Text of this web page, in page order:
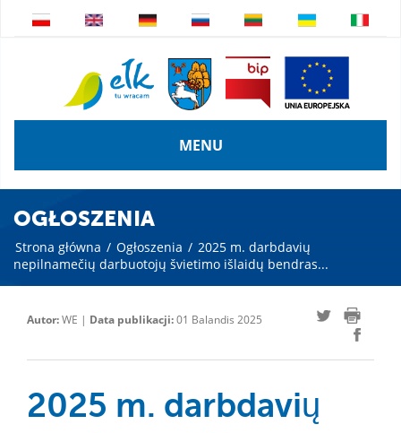
MENU
OGŁOSZENIA
Strona główna / Ogłoszenia / 2025 m. darbdavių
nepilnamečių darbuotojų švietimo išlaidų bendras...
Autor:WE | Data publikacji:01 Balandis 2025
2025 m. darbdavių